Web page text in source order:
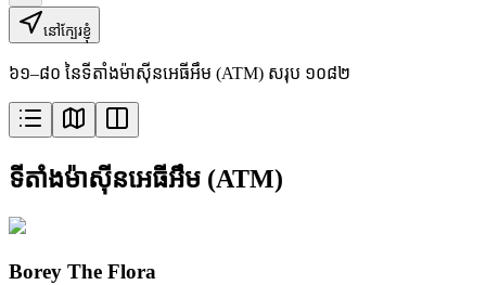
នៅក្បែរខ្ញុំ
៦១–៨០ នៃទីតាំងម៉ាស៊ីនអេធីអឹម (ATM) សរុប ១០៨២
ទីតាំងម៉ាស៊ីនអេធីអឹម (ATM)
Borey The Flora